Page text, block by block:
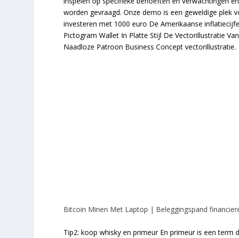
worden gevraagd. Onze demo is een geweldige
investeren met 1000 euro De Amerikaanse
Pictogram Wallet In Platte Stijl De Vectorillustratie
Naadloze Patroon Business Concept vectorillustratie.
Bitcoin Minen Met Laptop | Beleggingspand
Tip2: koop whisky en primeur En primeur is een